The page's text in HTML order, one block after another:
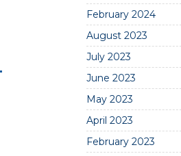
February 2024
August 2023
July 2023
June 2023
May 2023
April 2023
February 2023